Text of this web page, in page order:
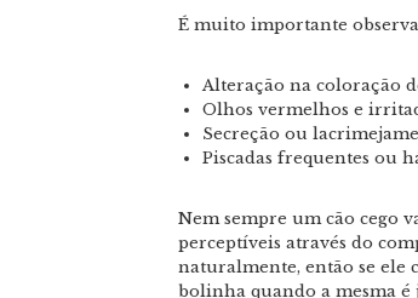
É muito importante
Alteração na coloração
Olhos vermelhos e
Secreção ou
Piscadas frequentes ou
Nem sempre um cão cego
perceptíveis através do
naturalmente, então se ele
bolinha quando a mesma é